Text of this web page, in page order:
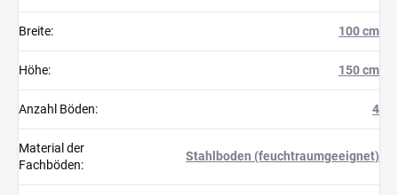
Breite: 100 cm
Höhe: 150 cm
Anzahl Böden: 4
Material der
Fachböden:
Stahlboden (feuchtraumgeeignet)